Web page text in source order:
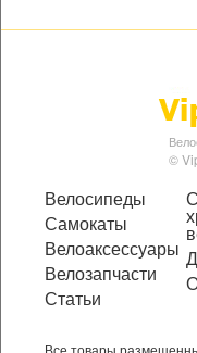
©
Велосипеды
Самокаты
Велоаксессуары
Велозапчасти
Статьи
Все товары